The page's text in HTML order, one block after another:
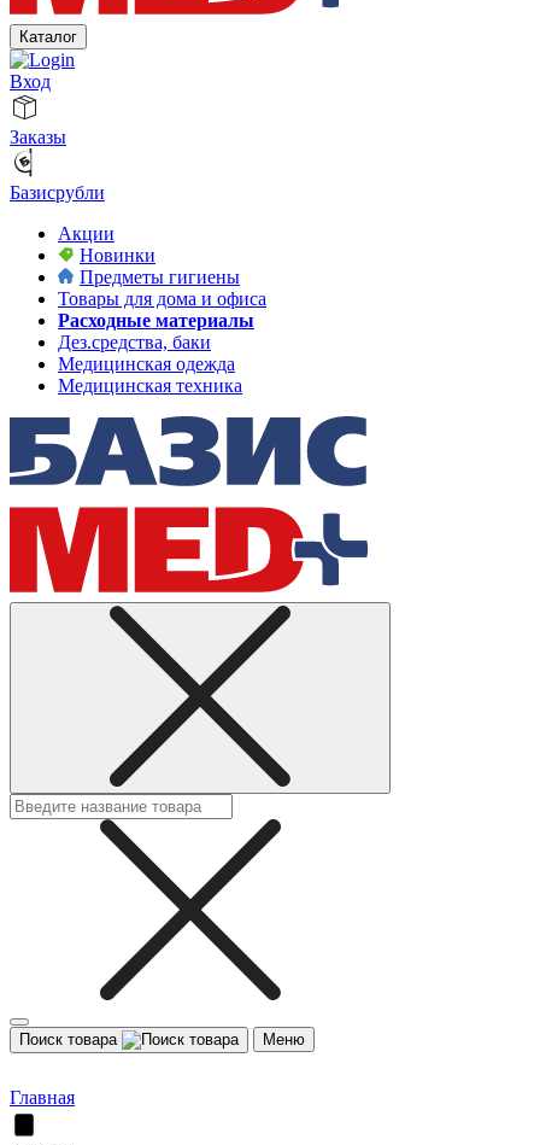
Каталог
Вход
Заказы
Базисрубли
Акции
Новинки
Предметы гигиены
Товары для дома и офиса
Расходные материалы
Дез.средства, баки
Медицинская одежда
Медицинская техника
Поиск товара Меню
Главная